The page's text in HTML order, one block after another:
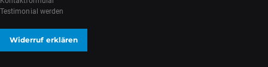
Testimonial werden
Widerruf erklären